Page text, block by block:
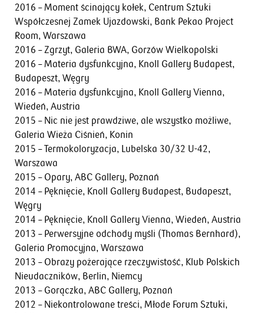
2016 – Moment ścinający kołek, Centrum Sztuki
Współczesnej Zamek Ujazdowski, Bank Pekao Project
Room, Warszawa
2016 – Zgrzyt, Galeria BWA, Gorzów Wielkopolski
2016 – Materia dysfunkcyjna, Knoll Gallery Budapest,
Budapeszt, Węgry
2016 – Materia dysfunkcyjna, Knoll Gallery Vienna,
Wiedeń, Austria
2015 – Nic nie jest prawdziwe, ale wszystko możliwe,
Galeria Wieża Ciśnień, Konin
2015 – Termokoloryzacja, Lubelska 30/32 U-42,
Warszawa
2015 – Opary, ABC Gallery, Poznań
2014 – Pęknięcie, Knoll Gallery Budapest, Budapeszt,
Węgry
2014 – Pęknięcie, Knoll Gallery Vienna, Wiedeń, Austria
2013 – Perwersyjne odchody myśli (Thomas Bernhard),
Galeria Promocyjna, Warszawa
2013 – Obrazy pożerające rzeczywistość, Klub Polskich
Nieudaczników, Berlin, Niemcy
2013 – Gorączka, ABC Gallery, Poznań
2012 – Niekontrolowane treści, Młode Forum Sztuki,